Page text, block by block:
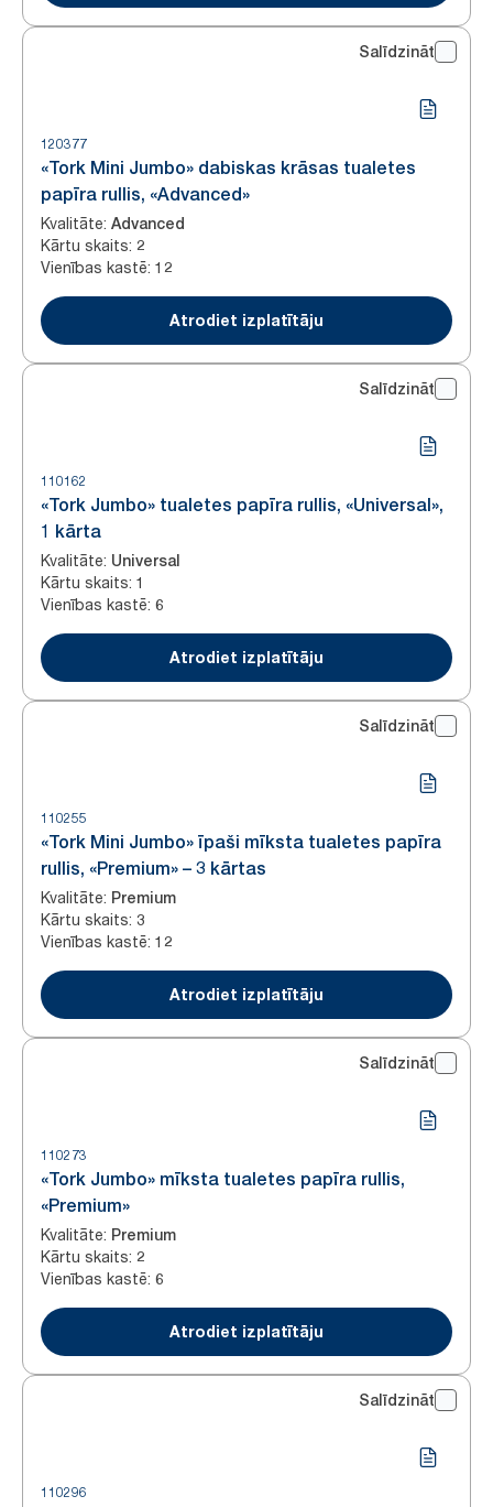
Salīdzināt
120377
«Tork Mini Jumbo» dabiskas krāsas tualetes
papīra rullis, «Advanced»
Kvalitāte: Advanced
Kārtu skaits: 2
Vienības kastē: 12
Atrodiet izplatītāju
Salīdzināt
110162
«Tork Jumbo» tualetes papīra rullis, «Universal»,
1 kārta
Kvalitāte: Universal
Kārtu skaits: 1
Vienības kastē: 6
Atrodiet izplatītāju
Salīdzināt
110255
«Tork Mini Jumbo» īpaši mīksta tualetes papīra
rullis, «Premium» – 3 kārtas
Kvalitāte: Premium
Kārtu skaits: 3
Vienības kastē: 12
Atrodiet izplatītāju
Salīdzināt
110273
«Tork Jumbo» mīksta tualetes papīra rullis,
«Premium»
Kvalitāte: Premium
Kārtu skaits: 2
Vienības kastē: 6
Atrodiet izplatītāju
Salīdzināt
110296